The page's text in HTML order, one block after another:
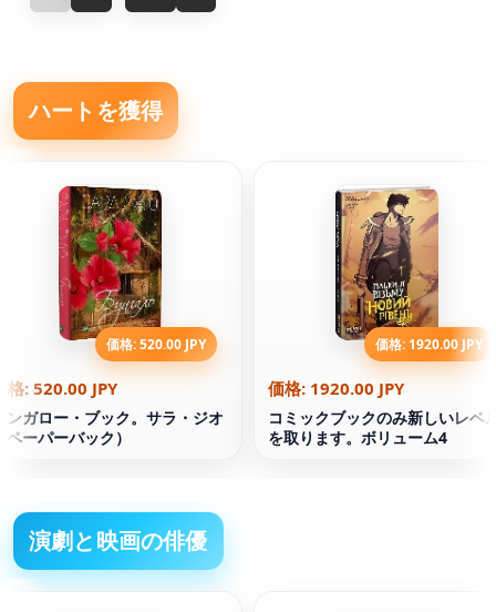
ハートを獲得
価格: 520.00 JPY
格: 520.00 JPY
ンガロー・ブック。サラ・ジオ
ペーパーバック）
価格: 1920.00 JPY
価格: 1920.00 JPY
コミックブックのみ新しいレベ
を取ります。ボリューム4
演劇と映画の俳優